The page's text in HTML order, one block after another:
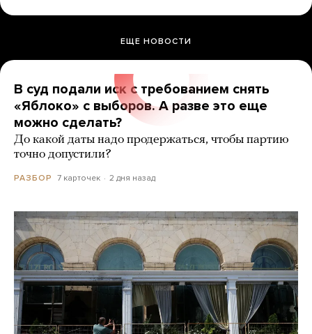
ЕЩЕ НОВОСТИ
В суд подали иск с требованием снять
«Яблоко» с выборов. А разве это еще
можно сделать?
До какой даты надо продержаться, чтобы партию
точно допустили?
РАЗБОР 7 карточек 2 дня назад